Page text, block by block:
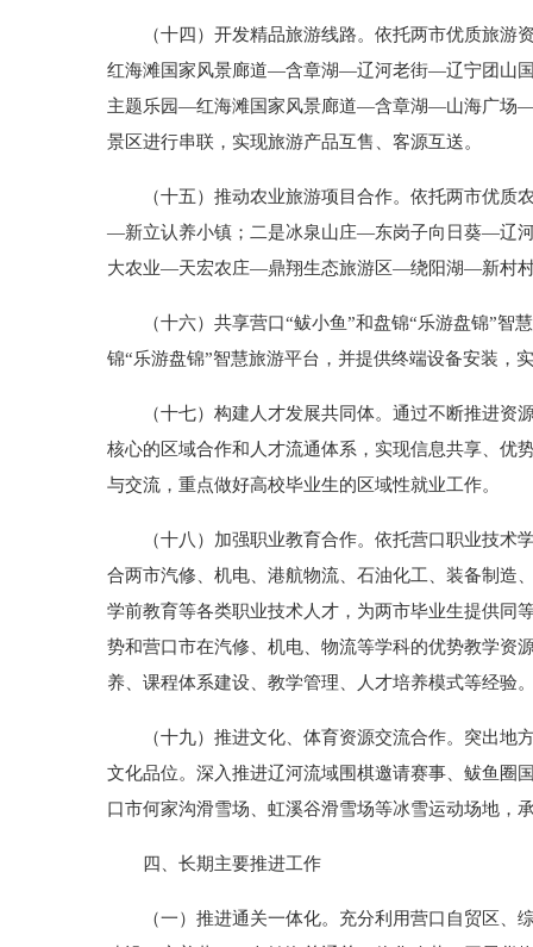
（十四）开发精品旅游线路。依托两市优质旅游
红海滩国家风景廊道—含章湖—辽河老街—辽宁团山
主题乐园—红海滩国家风景廊道—含章湖—山海广场—
景区进行串联，实现旅游产品互售、客源互送。
（十五）推动农业旅游项目合作。依托两市优质
—新立认养小镇；二是冰泉山庄—东岗子向日葵—辽
大农业—天宏农庄—鼎翔生态旅游区—绕阳湖—新村村
（十六）共享营口“鲅小鱼”和盘锦“乐游盘锦”智慧
锦“乐游盘锦”智慧旅游平台，并提供终端设备安装，
（十七）构建人才发展共同体。通过不断推进资源
核心的区域合作和人才流通体系，实现信息共享、优
与交流，重点做好高校毕业生的区域性就业工作。
（十八）加强职业教育合作。依托营口职业技术学
合两市汽修、机电、港航物流、石油化工、装备制造
学前教育等各类职业技术人才，为两市毕业生提供同
势和营口市在汽修、机电、物流等学科的优势教学资
养、课程体系建设、教学管理、人才培养模式等经验
（十九）推进文化、体育资源交流合作。突出地方
文化品位。深入推进辽河流域围棋邀请赛事、鲅鱼圈
口市何家沟滑雪场、虹溪谷滑雪场等冰雪运动场地，
四、长期主要推进工作
（一）推进通关一体化。充分利用营口自贸区、综